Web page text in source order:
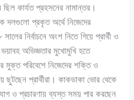
ছিল কার্যত প্রহসনের নামান্তর।
দলগুলো প্রকৃত অর্থে নিজেদের
নির্বাচনে অংশ নিতে গিয়ে প্রার্থী ও
ভয়াবহ অভিজ্ঞতার মুখোমুখি হতে
মুক্ত পরিবেশে নিজেদের শক্তি ও
ছুটছেন প্রার্থীরা। কাকডাকা ভোর থেকে
ও প্রচারণায় ব্যস্ত সময় পার করছেন